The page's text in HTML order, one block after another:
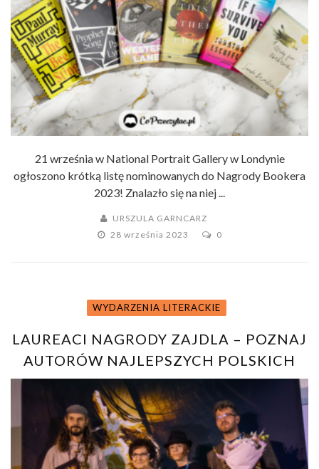
21 września w National Portrait Gallery w Londynie
ogłoszono krótką listę nominowanych do Nagrody Bookera
2023! Znalazło się na niej ...
URSZULA GARNCARZ
28 września 2023
0
WYDARZENIA LITERACKIE
LAUREACI NAGRODY ZAJDLA – POZNAJ
AUTORÓW NAJLEPSZYCH POLSKICH
DZIEŁ FANTASTYCZNYCH 2022